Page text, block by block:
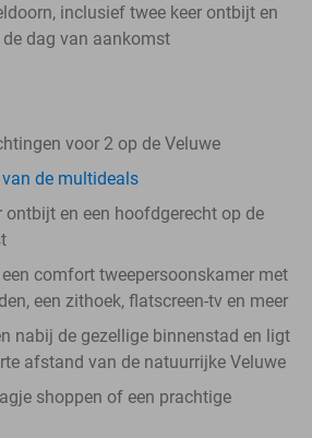
inclusief twee keer ontbijt en
dag van aankomst
voor 2 op de Veluwe
de multideals
ontbijt en een hoofdgerecht op de
comfort tweepersoonskamer met
een zithoek, flatscreen-tv en meer
nabij de gezellige binnenstad en ligt
afstand van de natuurrijke Veluwe
shoppen of een prachtige